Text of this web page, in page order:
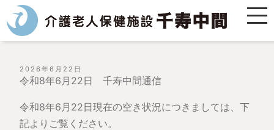
投
稿
日:
2026年6月22日
令和8年6月22日 千寿中間通信
令和8年6月22日現在の空き状況につきましては、下
記よりご覧ください。